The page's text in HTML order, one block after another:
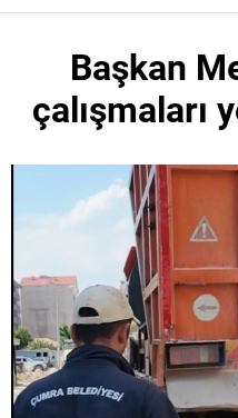
Başkan
çalışmaları